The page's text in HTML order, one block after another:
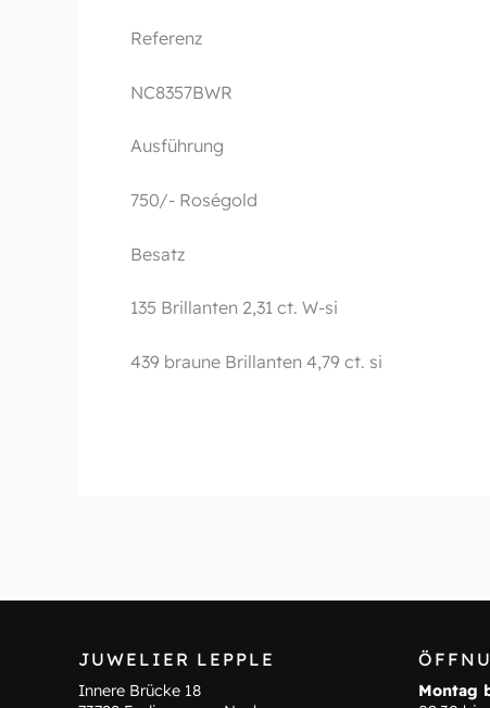
Referenz
NC8357BWR
Ausführung
750/- Roségold
Besatz
135 Brillanten 2,31 ct. W-si
439 braune Brillanten 4,79 ct. si
JUWELIER LEPPLE
Innere Brücke 18
Montag